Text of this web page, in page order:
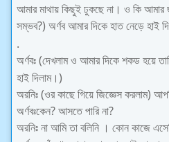
আমার মাথায় কিছুই ঢুকছে না। ও কি আমার
সম্ভব?) অর্ণব আমার দিকে হাত নেড়ে হাই
.
অর্ণবঃ (দেখলাম ও আমার দিকে শকড হয়ে
হাই দিলাম।)
অরনিঃ (ওর কাছে গিয়ে জিজ্ঞেস করলাম)
অর্ণবঃকেন? আসতে পারি না?
অরনিঃ না আমি তা বলিনি । কোন কাজে